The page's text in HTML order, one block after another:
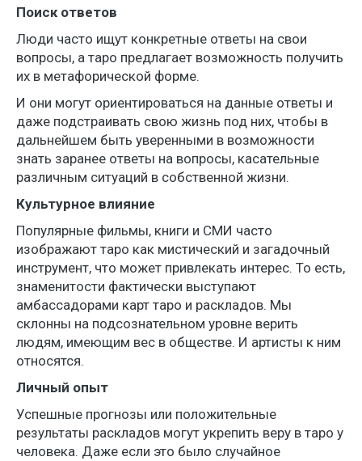
Поиск ответов
Люди часто ищут конкретные ответы на свои
вопросы, а таро предлагает возможность получить
их в метафорической форме.
И они могут ориентироваться на данные ответы и
даже подстраивать свою жизнь под них, чтобы в
дальнейшем быть уверенными в возможности
знать заранее ответы на вопросы, касательные
различным ситуаций в собственной жизни.
Культурное влияние
Популярные фильмы, книги и СМИ часто
изображают таро как мистический и загадочный
инструмент, что может привлекать интерес. То есть,
знаменитости фактически выступают
амбассадорами карт таро и раскладов. Мы
склонны на подсознательном уровне верить
людям, имеющим вес в обществе. И артисты к ним
относятся.
Личный опыт
Успешные прогнозы или положительные
результаты раскладов могут укрепить веру в таро у
человека. Даже если это было случайное